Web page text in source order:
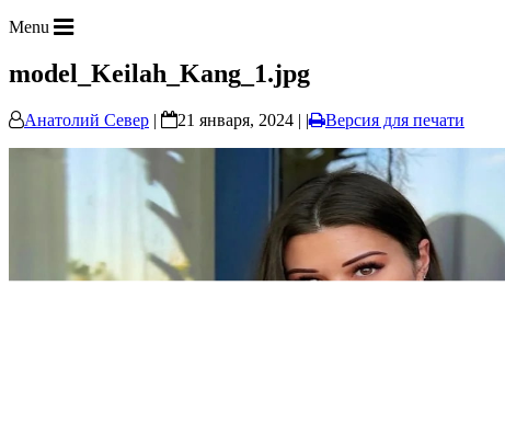
Menu
model_Keilah_Kang_1.jpg
Анатолий Север | 21 января, 2024 | | Версия для печати